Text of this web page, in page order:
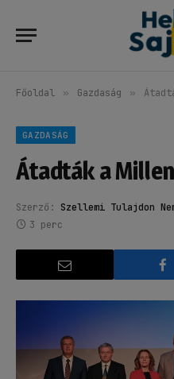
Főoldal » Gazdaság »
GAZDASÁG
Átadták a
Szerző: Szellemi Tulajdon
3 perc